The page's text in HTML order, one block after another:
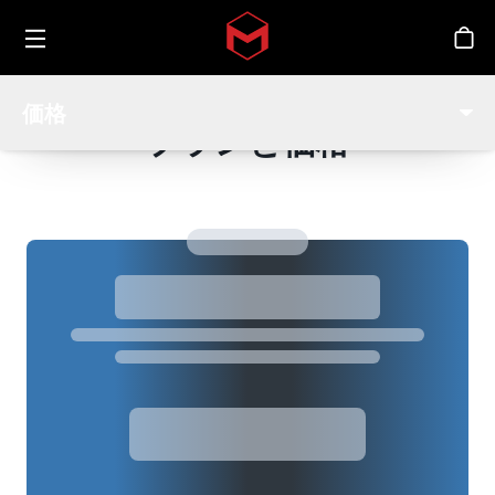
Skip to main content
Toggle menu
シ
プランと価格
Loading...